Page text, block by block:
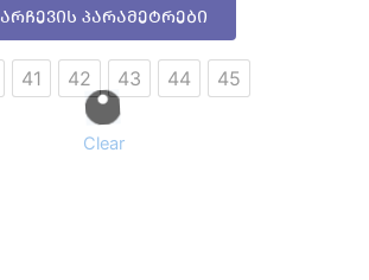
არჩევის პარამეტრები
41 42 43 44 45
Clear